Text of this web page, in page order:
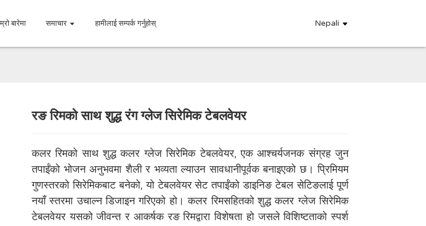
बारेमा समाचार हामीलाई सम्पर्क गर्नुहोस् Nepali
Loading...
Loading...
रङ रिमको साथ शुद्ध रंग ग्लेज सिरेमिक टेबलवेयर
कलर रिमको साथ शुद्ध कलर ग्लेज सिरेमिक टेबलवेयर, एक आश्चर्यजनक संग्रह जुन
तपाईंको भोजन अनुभवमा शैली र भव्यता ल्याउन सावधानीपूर्वक बनाइएको छ। प्रिमियम
गुणस्तरको सिरेमिकबाट बनेको, यो टेबलवेयर सेट तपाईंको डाइनिङ टेबल सेटिङलाई पूर्ण
नयाँ स्तरमा उचाल्न डिजाइन गरिएको हो। कलर रिमसहितको शुद्ध कलर ग्लेज सिरेमिक
टेबलवेयर यसको जीवन्त र आकर्षक रङ रिमद्वारा विशेषता हो जसले विशिष्टताको स्पर्श